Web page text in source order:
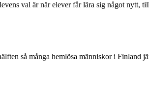
val är när elever får lära sig något nytt,
så många hemlösa människor i Finland